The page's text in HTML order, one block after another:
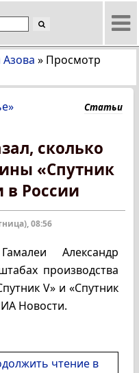
» Просмотр
Статьи
сколько
«Спутник
в России
08:56
Александр
производства
V» и «Спутник
Новости.
чтение в